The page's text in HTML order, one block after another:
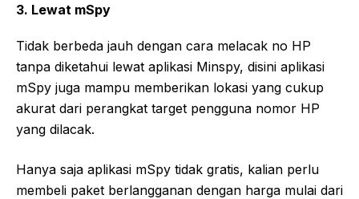
3. Lewat mSpy
Tidak berbeda jauh dengan cara melacak no HP
tanpa diketahui lewat aplikasi Minspy, disini aplikasi
mSpy juga mampu memberikan lokasi yang cukup
akurat dari perangkat target pengguna nomor HP
yang dilacak.
Hanya saja aplikasi mSpy tidak gratis, kalian perlu
membeli paket berlangganan dengan harga mulai dari